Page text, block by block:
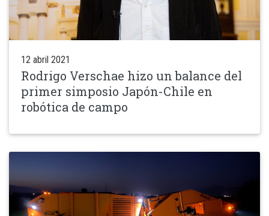
12 abril 2021
Rodrigo Verschae hizo un balance del
primer simposio Japón-Chile en
robótica de campo